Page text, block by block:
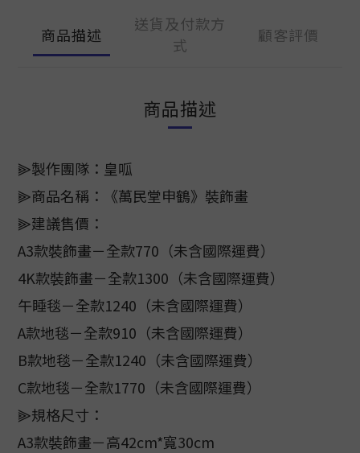
商品描述
送貨及付款方
式
顧客評價
商品描述
⫸製作團隊：皇呱
⫸商品名稱：《萬民堂申鶴》裝飾畫
⫸建議售價：
A3款裝飾畫－全款770（未含國際運費）
4K款裝飾畫－全款1300（未含國際運費）
午睡毯－全款1240（未含國際運費）
A款地毯－全款910（未含國際運費）
B款地毯－全款1240（未含國際運費）
C款地毯－全款1770（未含國際運費）
⫸規格尺寸：
A3款裝飾畫－高42cm*寬30cm